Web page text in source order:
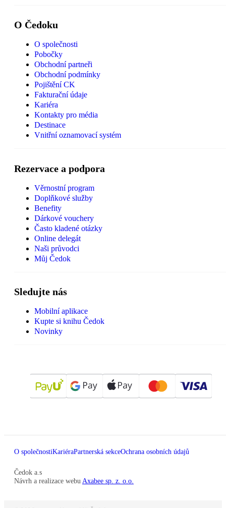
O Čedoku
O společnosti
Pobočky
Obchodní partneři
Obchodní podmínky
Pojištění CK
Fakturační údaje
Kariéra
Kontakty pro média
Destinace
Vnitřní oznamovací systém
Rezervace a podpora
Věrnostní program
Doplňkové služby
Benefity
Dárkové vouchery
Často kladené otázky
Online delegát
Naši průvodci
Můj Čedok
Sledujte nás
Mobilní aplikace
Kupte si knihu Čedok
Novinky
O společnostiKariéraPartnerská sekceOchrana osobních údajů
Čedok a.s
Návrh a realizace webu Axabee sp. z. o.o.